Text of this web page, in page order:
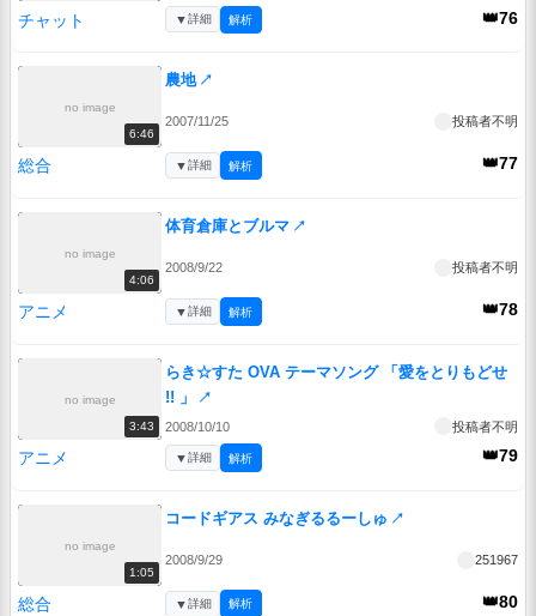
チャット 👑76
▼詳細 解析
no image
6:46
農地 ↗
2007/11/25 投稿者不明
総合 👑77
▼詳細 解析
no image
4:06
体育倉庫とブルマ ↗
2008/9/22 投稿者不明
アニメ 👑78
▼詳細 解析
no image
3:43
らき☆すた OVA テーマソング 「愛をとりもどせ
!! 」
↗
2008/10/10 投稿者不明
アニメ 👑79
▼詳細 解析
no image
1:05
コードギアス みなぎるるーしゅ ↗
2008/9/29 251967
総合 👑80
▼詳細 解析